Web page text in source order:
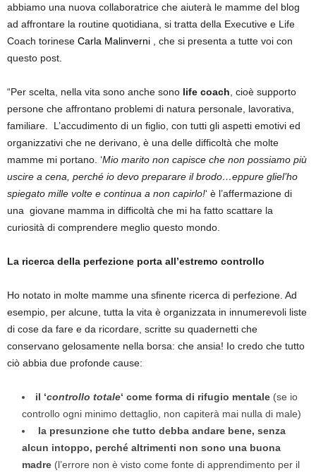
abbiamo una nuova collaboratrice che aiuterà le mamme del blog
ad affrontare la routine quotidiana, si tratta della Executive e Life
Coach torinese Carla Malinverni , che si presenta a tutte voi con
questo post.
“Per scelta, nella vita sono anche sono life coach , cioè supporto
persone che affrontano problemi di natura personale, lavorativa,
familiare. L’accudimento di un figlio, con tutti gli aspetti emotivi ed
organizzativi che ne derivano, è una delle difficoltà che molte
mamme mi portano. ‘Mio marito non capisce che non possiamo più
uscire a cena, perché io devo preparare il brodo…eppure gliel’ho
spiegato mille volte e continua a non capirlo!‘ è l’affermazione di
una giovane mamma in difficoltà che mi ha fatto scattare la
curiosità di comprendere meglio questo mondo.
La ricerca della perfezione porta all’estremo controllo
Ho notato in molte mamme una sfinente ricerca di perfezione. Ad
esempio, per alcune, tutta la vita è organizzata in innumerevoli liste
di cose da fare e da ricordare, scritte su quadernetti che
conservano gelosamente nella borsa: che ansia! Io credo che tutto
ciò abbia due profonde cause:
il ‘controllo totale‘ come forma di rifugio mentale (se io
controllo ogni minimo dettaglio, non capiterà mai nulla di male)
la presunzione che tutto debba andare bene, senza
alcun intoppo, perché altrimenti non sono una buona
madre (l’errore non è visto come fonte di apprendimento per il